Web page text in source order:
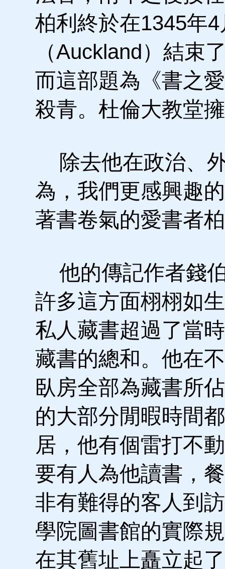
柏利終於在1345年
（Auckland）結束
而這部題為《書之
殺青。杜倫大教堂
除去他在政治、
為，我們更感興趣
著書卷氣的愛書者
他的傳記作者錢
許多這方面栩栩如
私人藏書超過了當
藏書的總和。他在
臥房全部為藏書所
的大部分閒暇時間
居，他有個雷打不
要有人為他讀書，
非有難得的客人到
學院圖書館的實際
在其舊址上矗立起